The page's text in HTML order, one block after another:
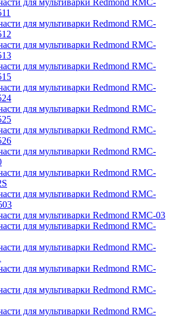
для мультиварки Redmond RMC-
для мультиварки Redmond RMC-
для мультиварки Redmond RMC-
для мультиварки Redmond RMC-
для мультиварки Redmond RMC-
для мультиварки Redmond RMC-
для мультиварки Redmond RMC-
для мультиварки Redmond RMC-
для мультиварки Redmond RMC-
для мультиварки Redmond RMC-
для мультиварки Redmond RMC-03
для мультиварки Redmond RMC-
для мультиварки Redmond RMC-
для мультиварки Redmond RMC-
для мультиварки Redmond RMC-
для мультиварки Redmond RMC-